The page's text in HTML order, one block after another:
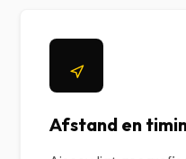
Afstand en